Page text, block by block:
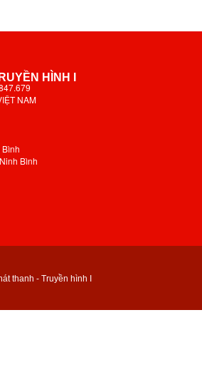
HÌNH I
NAM
Bình
thanh - Truyền hình I